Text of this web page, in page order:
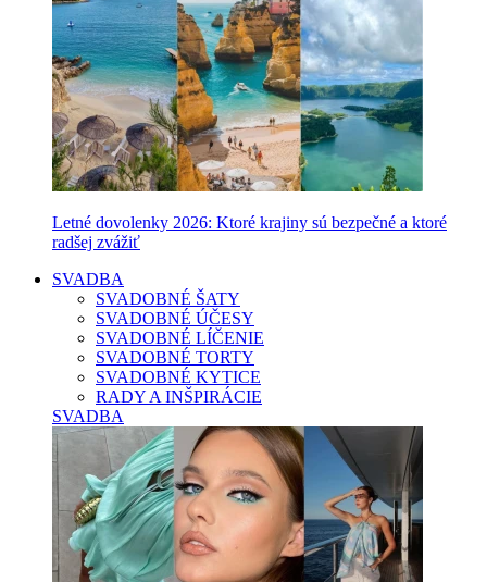
Letné dovolenky 2026: Ktoré krajiny sú bezpečné a ktoré
radšej zvážiť
SVADBA
SVADOBNÉ ŠATY
SVADOBNÉ ÚČESY
SVADOBNÉ LÍČENIE
SVADOBNÉ TORTY
SVADOBNÉ KYTICE
RADY A INŠPIRÁCIE
SVADBA